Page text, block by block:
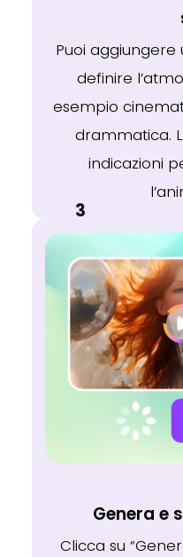
Puoi
definire
esempio
drammatica.
indicazioni
3
Genera e
Clicca su